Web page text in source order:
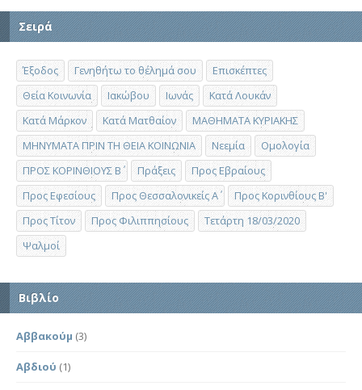
Σειρά
Έξοδος Γενηθήτω το θέλημά σου
Επισκέπτες
Θεία Κοινωνία
Ιακώβου Ιωνάς
Κατά Λουκάν
Κατά Μάρκον
Κατά Ματθαίον
ΜΑΘΗΜΑΤΑ ΚΥΡΙΑΚΗΣ
ΜΗΝΥΜΑΤΑ ΠΡΙΝ ΤΗ ΘΕΙΑ ΚΟΙΝΩΝΙΑ
Νεεμία
Ομολογία
ΠΡΟΣ ΚΟΡΙΝΘΙΟΥΣ Β΄
Πράξεις
Προς Εβραίους
Προς Εφεσίους
Προς Θεσσαλονικείς Α΄
Προς Κορινθίους Β'
Προς Τίτον
Προς Φιλιππησίους
Τετάρτη 18/03/2020
Ψαλμοί
Βιβλίο
Αββακούμ (3)
Αβδιού (1)